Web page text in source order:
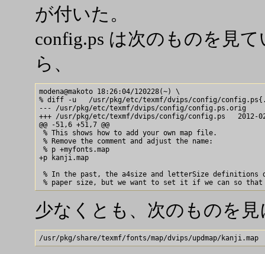
が付いた。
config.ps は次のものを見
ら、
modena@makoto 18:26:04/120228(~) \
% diff -u   /usr/pkg/etc/texmf/dvips/config/
--- /usr/pkg/etc/texmf/dvips/config/config.ps.orig
+++ /usr/pkg/etc/texmf/dvips/config/config.ps   2012-02-
@@ -51,6 +51,7 @@
% This shows how to add your own map file.
% Remove the comment and adjust the name:
% p +myfonts.map
+p kanji.map
% In the past, the a4size and letterSize definitions
少なくとも、次のものを見